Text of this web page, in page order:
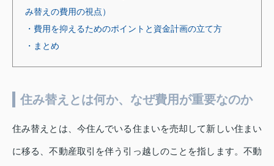
み替えの費用の視点）
・費用を抑えるためのポイントと資金計画の立て方
・まとめ
住み替えとは何か、なぜ費用が重要なのか
住み替えとは、今住んでいる住まいを売却して新しい住まい
に移る、不動産取引を伴う引っ越しのことを指します。不動